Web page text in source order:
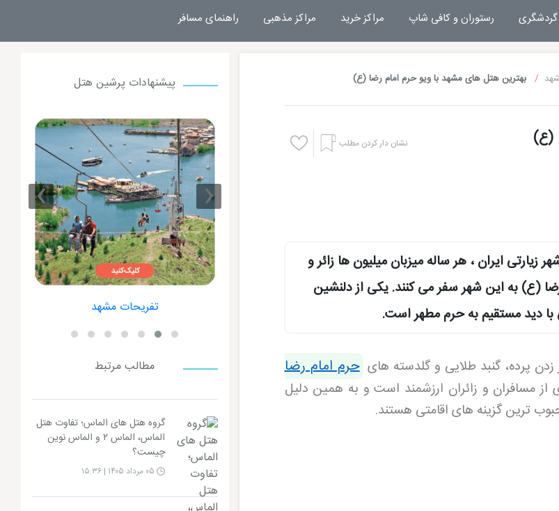
گردشگری رستوران و کافی شاپ مراکز خرید مراکز مذهبی راهنمای مسافر
بهترین هتل های مشهد با ویو حرم امام رضا (ع)
(ع) نشان دار کردن مطلب
زیارتی ایران ، هر ساله میزبان میلیون‌ ها زائر و
(ع) به این شهر سفر می کنند. یکی از دلنشین‌
دید مستقیم به حرم مطهر است.
پرده، گنبد طلایی و گلدسته‌ های حرم امام رضا
از مسافران و زائران ارزشمند است و به همین دلیل
ترین گزینه‌ های اقامتی هستند.
پیشنهادات پرشین هتل
هتل بشری مشهد هتل های مشهد
‹
›
مطالب مرتبط
گروه هتل های الماس؛ تفاوت هتل
الماس، الماس ۲ و الماس نوین
چیست؟